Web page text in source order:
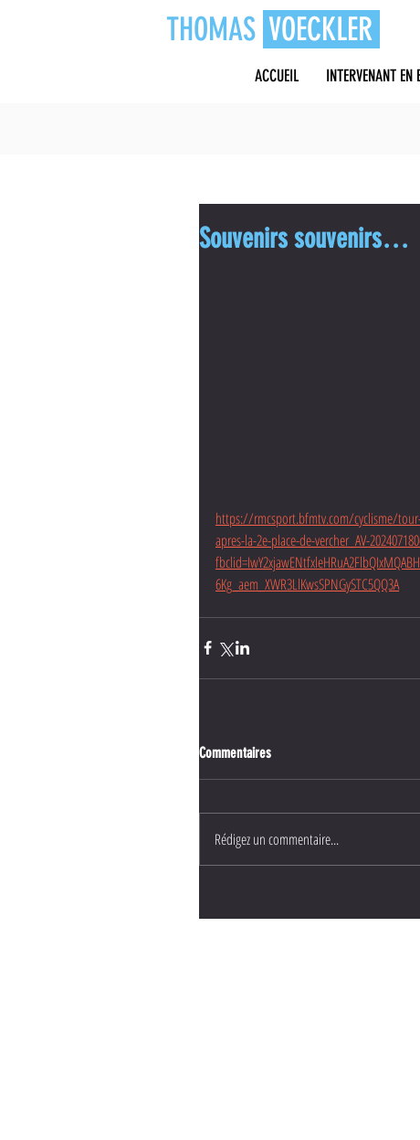
THOMAS VOECKLER
ACCUEIL INTERVENANT EN
Souvenirs souvenirs…
https://rmcsport.bfmtv.com/cyclisme/
apres-la-2e-place-de-vercher_AV-
6Kg_aem_XWR3LlKwsSPNGySTC5QQ3A
Commentaires
Rédigez un commentaire...